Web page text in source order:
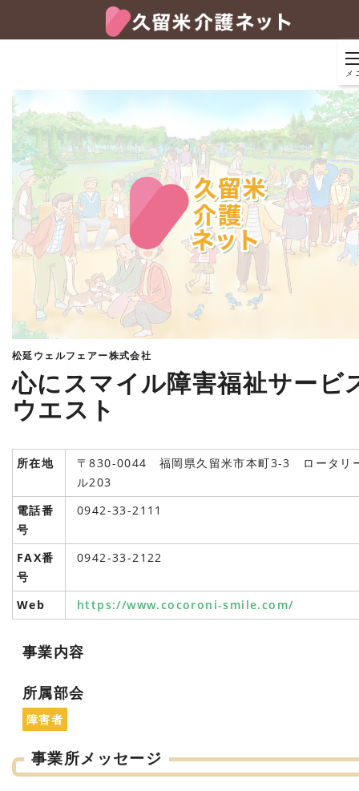
メ
松延ウェルフェアー株式会社
心にスマイル障害福祉サービ
ウエスト
所在地
〒830-0044 福岡県久留米市本町3-3 ロータリ
ル203
電話番
号
0942-33-2111
FAX番
号
0942-33-2122
Web https://www.cocoroni-smile.com/
事業内容
所属部会
障害者
事業所メッセージ